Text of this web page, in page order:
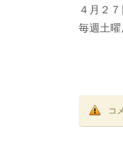
４月２
毎週土曜
コ